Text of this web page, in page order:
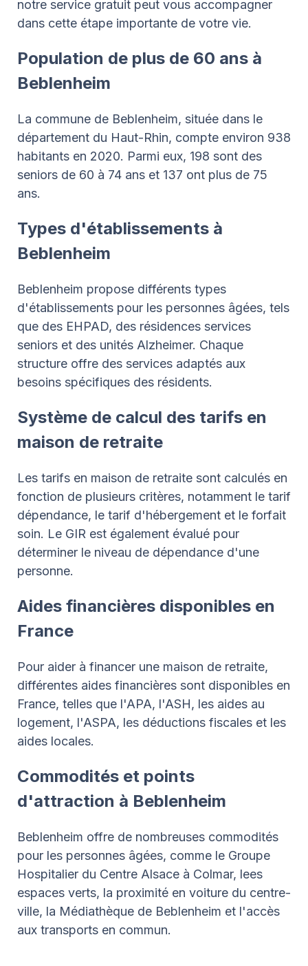
notre service gratuit peut vous accompagner
dans cette étape importante de votre vie.
Population de plus de 60 ans à
Beblenheim
La commune de Beblenheim, située dans le
département du Haut-Rhin, compte environ 938
habitants en 2020. Parmi eux, 198 sont des
seniors de 60 à 74 ans et 137 ont plus de 75
ans.
Types d'établissements à
Beblenheim
Beblenheim propose différents types
d'établissements pour les personnes âgées, tels
que des EHPAD, des résidences services
seniors et des unités Alzheimer. Chaque
structure offre des services adaptés aux
besoins spécifiques des résidents.
Système de calcul des tarifs en
maison de retraite
Les tarifs en maison de retraite sont calculés en
fonction de plusieurs critères, notamment le tarif
dépendance, le tarif d'hébergement et le forfait
soin. Le GIR est également évalué pour
déterminer le niveau de dépendance d'une
personne.
Aides financières disponibles en
France
Pour aider à financer une maison de retraite,
différentes aides financières sont disponibles en
France, telles que l'APA, l'ASH, les aides au
logement, l'ASPA, les déductions fiscales et les
aides locales.
Commodités et points
d'attraction à Beblenheim
Beblenheim offre de nombreuses commodités
pour les personnes âgées, comme le Groupe
Hospitalier du Centre Alsace à Colmar, lees
espaces verts, la proximité en voiture du centre-
ville, la Médiathèque de Beblenheim et l'accès
aux transports en commun.